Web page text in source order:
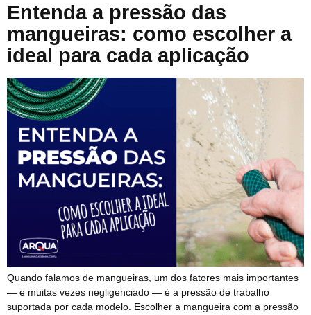
Entenda a pressão das
mangueiras: como escolher a
ideal para cada aplicação
Quando falamos de mangueiras, um dos fatores mais importantes
— e muitas vezes negligenciado — é a pressão de trabalho
suportada por cada modelo. Escolher a mangueira com a pressão